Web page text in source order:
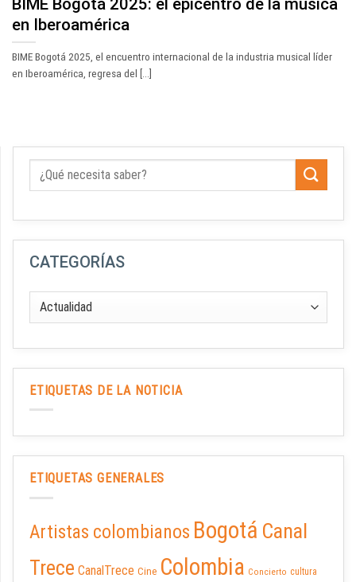
en Iberoamérica
BIME Bogotá 2025, el encuentro internacional de la industria musical líder
en Iberoamérica, regresa del [...]
CATEGORÍAS
ETIQUETAS DE LA NOTICIA
ETIQUETAS GENERALES
Artistas colombianos Bogotá Canal
Trece CanalTrece Cine Colombia Concierto cultura